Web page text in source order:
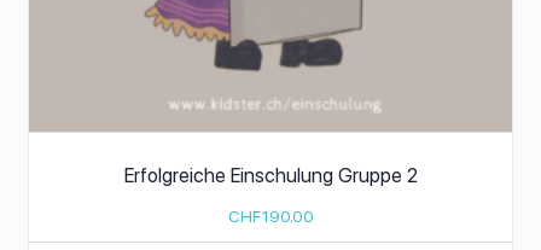
Erfolgreiche Einschulung Gruppe 2
CHF190.00